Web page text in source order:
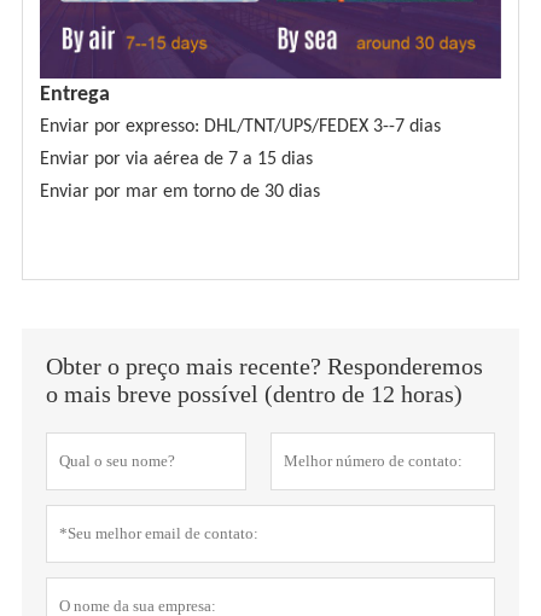
Entrega
Enviar por expresso: DHL/TNT/UPS/FEDEX 3--7 dias
Enviar por via aérea de 7 a 15 dias
Enviar por mar em torno de 30 dias
Obter o preço mais recente? Responderemos
o mais breve possível (dentro de 12 horas)